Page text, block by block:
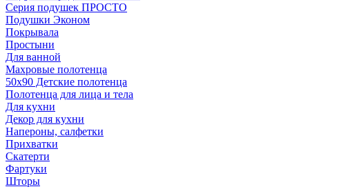
Серия подушек ПРОСТО
Подушки Эконом
Покрывала
Простыни
Для ванной
Махровые полотенца
50х90 Детские полотенца
Полотенца для лица и тела
Для кухни
Декор для кухни
Напероны, салфетки
Прихватки
Скатерти
Фартуки
Шторы